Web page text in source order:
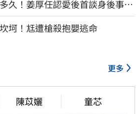
久！姜厚任認愛後首談身後事
坷！尪遭槍殺抱嬰逃命
更多
陳苡孋 童芯